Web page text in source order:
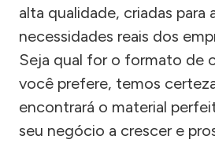
alta qualidade, criadas para
necessidades reais dos
Seja qual for o formato de
você prefere, temos
encontrará o material
seu negócio a crescer e